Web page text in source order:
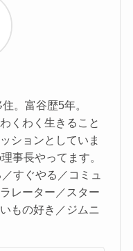
。富谷歴5年。
くわく生きること
ションとしていま
事長やってます。
すぐやる／コミュ
レーター／スター
もの好き／ジムニ